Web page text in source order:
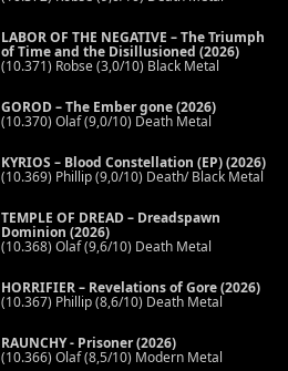
LABOR OF THE NEGATIVE – The Triumph
of Time and the Disillusioned (2026)
(10.371) Robse (3,0/10) Black Metal
GOROD – The Ember gone (2026)
(10.370) Olaf (9,0/10) Death Metal
KYRIOS – Blood Constellation (EP) (2026)
(10.369) Phillip (9,0/10) Death/ Black Metal
TEMPLE OF DREAD – Dreadspawn
Dominion (2026)
(10.368) Olaf (9,6/10) Death Metal
HORRIFIER – Revelations of Gore (2026)
(10.367) Phillip (8,6/10) Death Metal
RAUNCHY - Prisoner (2026)
(10.366) Olaf (8,5/10) Modern Metal